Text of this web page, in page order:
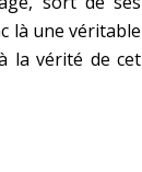
là une véritable
la vérité de cet